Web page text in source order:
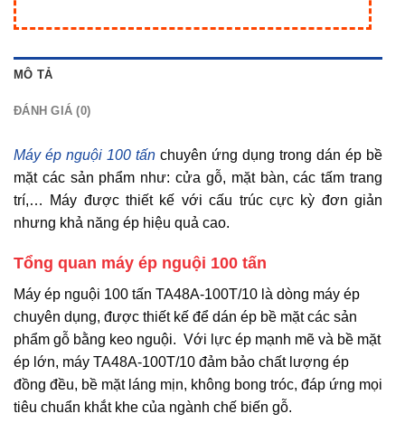
MÔ TẢ
ĐÁNH GIÁ (0)
Máy ép nguội 100 tấn chuyên ứng dụng trong dán ép bề
mặt các sản phẩm như: cửa gỗ, mặt bàn, các tấm trang
trí,… Máy được thiết kế với cấu trúc cực kỳ đơn giản
nhưng khả năng ép hiệu quả cao.
Tổng quan máy ép nguội 100 tấn
Máy ép nguội 100 tấn TA48A-100T/10 là dòng máy ép
chuyên dụng, được thiết kế để dán ép bề mặt các sản
phẩm gỗ bằng keo nguội. Với lực ép mạnh mẽ và bề mặt
ép lớn, máy TA48A-100T/10 đảm bảo chất lượng ép
đồng đều, bề mặt láng mịn, không bong tróc, đáp ứng mọi
tiêu chuẩn khắt khe của ngành chế biến gỗ.